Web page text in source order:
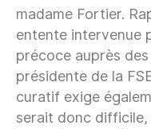
madame Fortier.
entente intervenue
précoce auprès
présidente de la
curatif exige
serait donc